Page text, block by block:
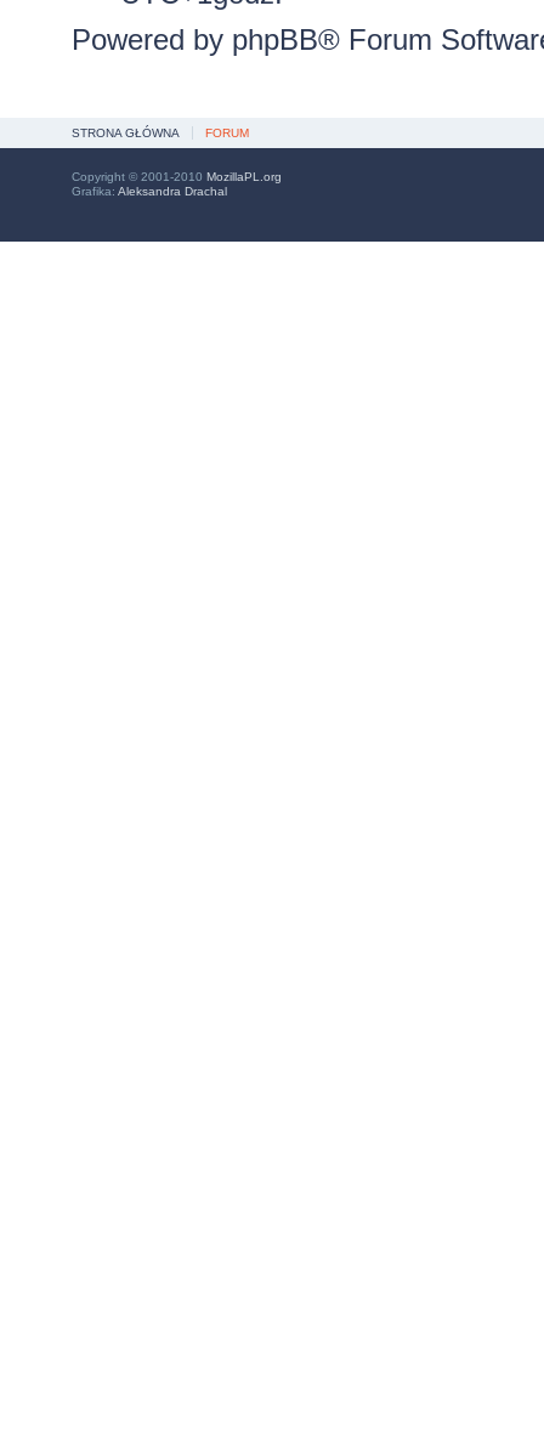
Powered by phpBB® Forum
STRONA GŁÓWNA FORUM
Copyright © 2001-2010 MozillaPL.org
Grafika: Aleksandra Drachal